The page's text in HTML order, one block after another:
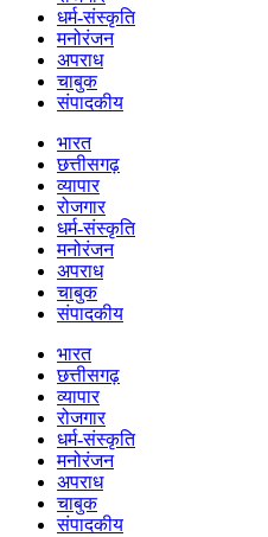
धर्म-संस्कृति
मनोरंजन
अपराध
चाबुक
संपादकीय
भारत
छत्तीसगढ़
व्यापार
रोजगार
धर्म-संस्कृति
मनोरंजन
अपराध
चाबुक
संपादकीय
भारत
छत्तीसगढ़
व्यापार
रोजगार
धर्म-संस्कृति
मनोरंजन
अपराध
चाबुक
संपादकीय